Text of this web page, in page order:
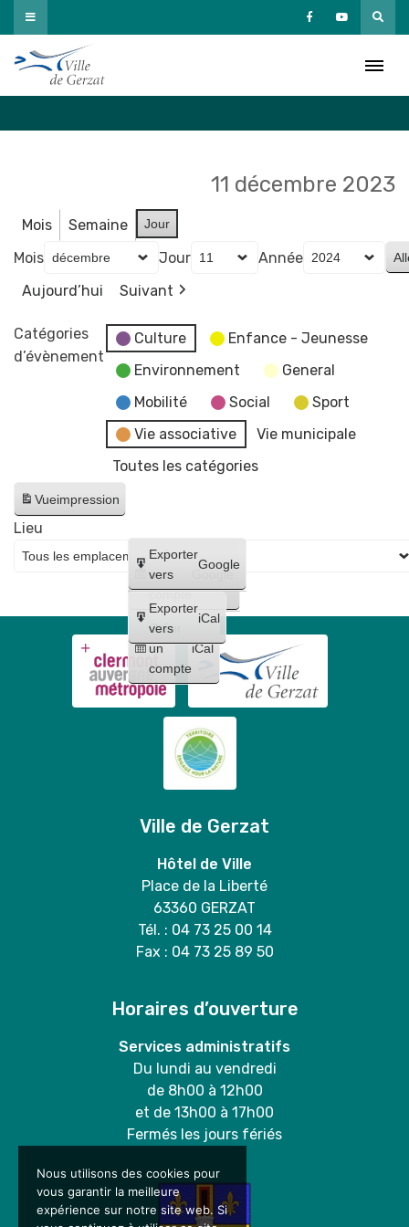
Passer
au
contenu
11 décembre 2023
Mois Semaine Jour
Mois Jour
Année
Aujourd’hui
Suivant
Catégories
d’évènement
Culture
Enfance - Jeunesse
Environnement
General
Mobilité
Social
Sport
Vie associative
Vie municipale
Toutes les catégories
Vueimpression
Créer
un
compte
Google
Créer
un
compte
iCal
Exporter
vers
Google
Exporter
vers
iCal
Lieu
Ville de Gerzat
Hôtel de Ville
Place de la Liberté
63360 GERZAT
Tél. : 04 73 25 00 14
Fax : 04 73 25 89 50
Horaires d’ouverture
Services administratifs
Du lundi au vendredi
de 8h00 à 12h00
et de 13h00 à 17h00
Fermés les jours fériés
Nous utilisons des cookies pour
vous garantir la meilleure
expérience sur notre site web. Si